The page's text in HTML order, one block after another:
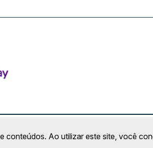
Barueri - SP | CEP: 06453-038 |
conteúdos. Ao utilizar este site, você